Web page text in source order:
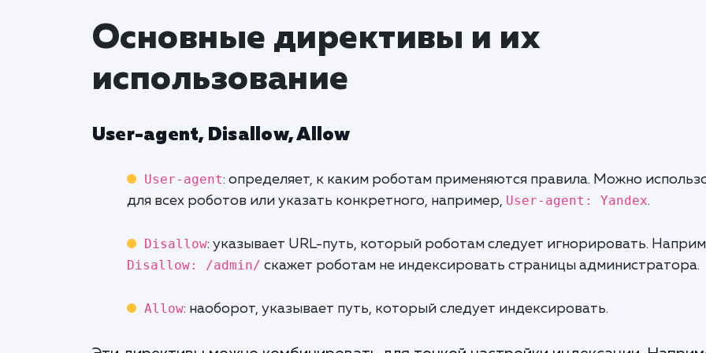
Основные директивы и их
использование
User-agent, Disallow, Allow
User-agent: определяет, к каким роботам применяются правила. Можно
для всех роботов или указать конкретного, например, User-agent: Yandex.
Disallow: указывает URL-путь, который роботам следует игнорировать.
Disallow: /admin/ скажет роботам не индексировать страницы администратора.
Allow: наоборот, указывает путь, который следует индексировать.